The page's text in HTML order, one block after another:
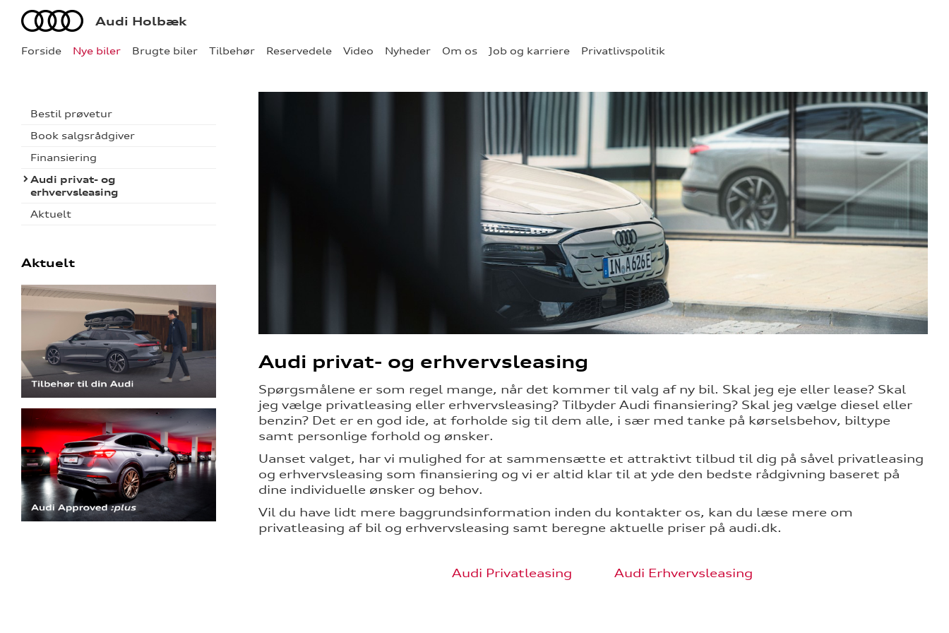
Forside Nye biler Brugte biler Tilbehør Reservedele Video Nyheder Om os Job og karriere Privatlivspolitik
Audi Audi Holbæk
Bestil prøvetur
Book salgsrådgiver
Finansiering
Audi privat- og
erhvervsleasing
Aktuelt
Aktuelt
Audi privat- og erhvervsleasing
Spørgsmålene er som regel mange, når det kommer til valg af ny bil. Skal jeg eje eller lease? Skal
jeg vælge privatleasing eller erhvervsleasing? Tilbyder Audi finansiering? Skal jeg vælge diesel eller
benzin? Det er en god ide, at forholde sig til dem alle, i sær med tanke på kørselsbehov, biltype
samt personlige forhold og ønsker.
Uanset valget, har vi mulighed for at sammensætte et attraktivt tilbud til dig på såvel privatleasing
og erhvervsleasing som finansiering og vi er altid klar til at yde den bedste rådgivning baseret på
dine individuelle ønsker og behov.
Vil du have lidt mere baggrundsinformation inden du kontakter os, kan du læse mere om
privatleasing af bil og erhvervsleasing samt beregne aktuelle priser på audi.dk.
Audi Privatleasing Audi Erhvervsleasing